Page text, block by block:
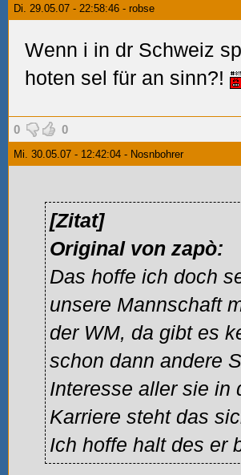
Di. 29.05.07 - 22:58:46 - robse
Wenn i in dr Schweiz
hoten sel für an sinn?!
0 0
Mi. 30.05.07 - 12:42:04 - Nosnbohrer
[Zitat]
Original von zapò:
Das hoffe ich doch
unsere Mannschaft
der WM, da gibt es
schon dann andere
Interesse aller sie in
Karriere steht das
Ich hoffe halt des er